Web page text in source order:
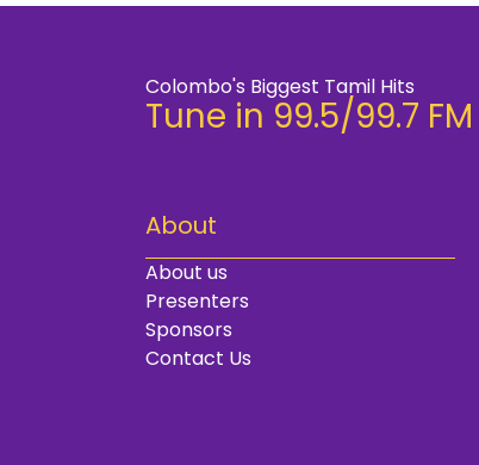
Colombo's Biggest Tamil Hits
Tune in 99.5/99.7 FM
About
About us
Presenters
Sponsors
Contact Us